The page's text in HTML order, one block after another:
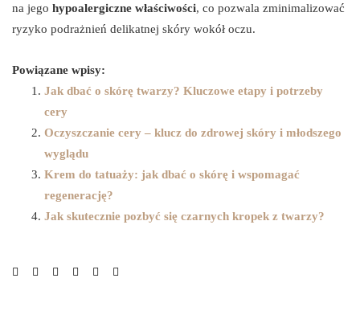
na jego hypoalergiczne właściwości, co pozwala zminimalizować
ryzyko podrażnień delikatnej skóry wokół oczu.
Powiązane wpisy:
Jak dbać o skórę twarzy? Kluczowe etapy i potrzeby
cery
Oczyszczanie cery – klucz do zdrowej skóry i młodszego
wyglądu
Krem do tatuaży: jak dbać o skórę i wspomagać
regenerację?
Jak skutecznie pozbyć się czarnych kropek z twarzy?